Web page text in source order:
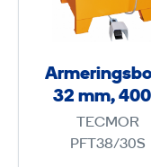
0
V
r
i
g
b
32 mm,
TECMOR
PFT38/30S